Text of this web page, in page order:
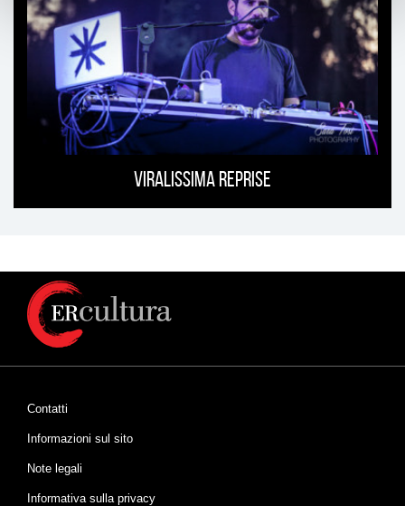
Viralissima Reprise
Contatti
Informazioni sul sito
Note legali
Informativa sulla privacy